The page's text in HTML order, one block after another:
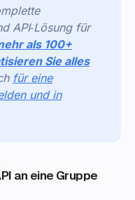
API‑Lösung für
als 100+
Sie alles
für eine
und in
an eine Gruppe